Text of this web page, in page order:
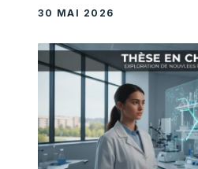
30 MAI 2026